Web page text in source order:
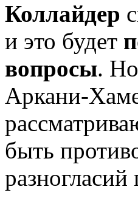
Коллайдер
и это будет
вопросы.
Аркани-
быть
разногласий